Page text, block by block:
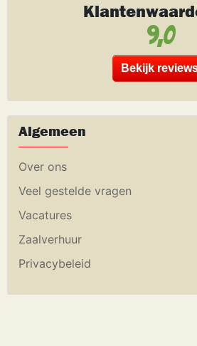
9,0
Bekijk
Algemeen
Over ons
Veel gestelde vragen
Vacatures
Zaalverhuur
Privacybeleid